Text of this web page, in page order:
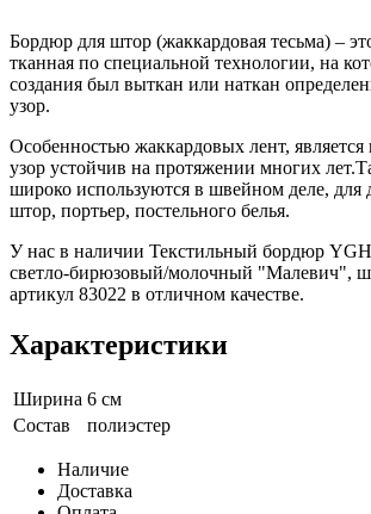
Бордюр для штор (жаккардовая тесьма) –
тканная по специальной технологии, на
создания был выткан или наткан
узор.
Особенностью жаккардовых лент,
узор устойчив на протяжении многих
широко используются в швейном деле, для
штор, портьер, постельного белья.
У нас в наличии Текстильный бордюр
светло-бирюзовый/молочный "Малевич",
артикул 83022 в отличном качестве.
Характеристики
Ширина 6 см
Состав
полиэстер
Наличие
Доставка